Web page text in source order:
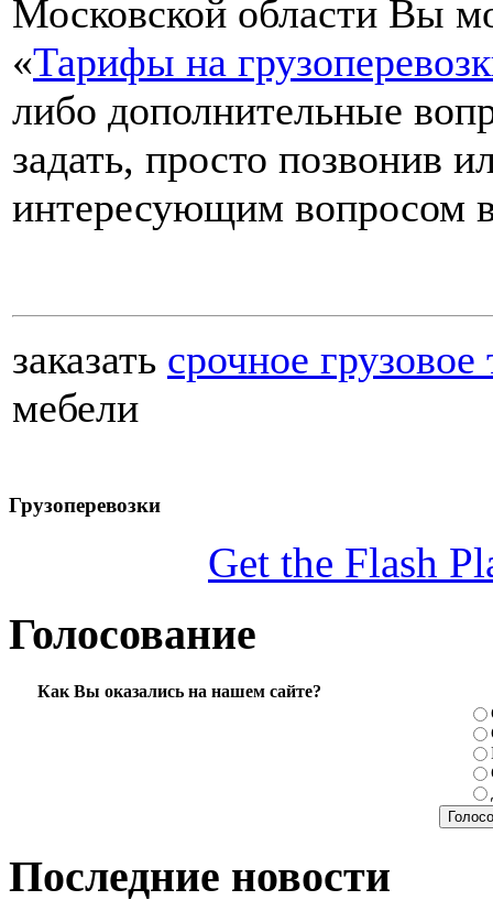
Московской области Вы
«Тарифы на
либо дополнительные
задать, просто позвонив
интересующим вопросом
заказать срочное грузовое
мебели
Грузоперевозки
Get the Flash
Голосование
Как Вы оказались на нашем сайте?
Последние новости